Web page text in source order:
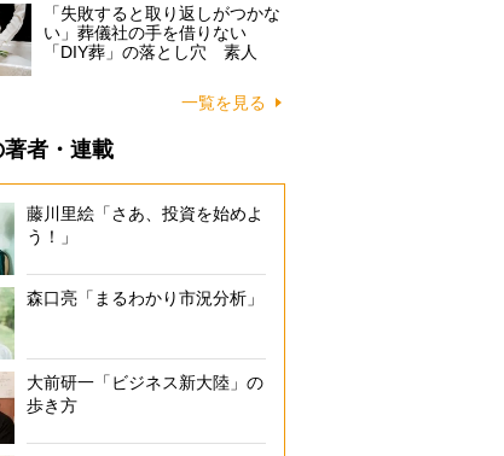
「失敗すると取り返しがつかな
い」葬儀社の手を借りない
「DIY葬」の落とし穴 素人
一覧を見る
者・連載
藤川里絵「さあ、投資を始めよ
う！」
森口亮「まるわかり市況分析」
大前研一「ビジネス新大陸」の
歩き方